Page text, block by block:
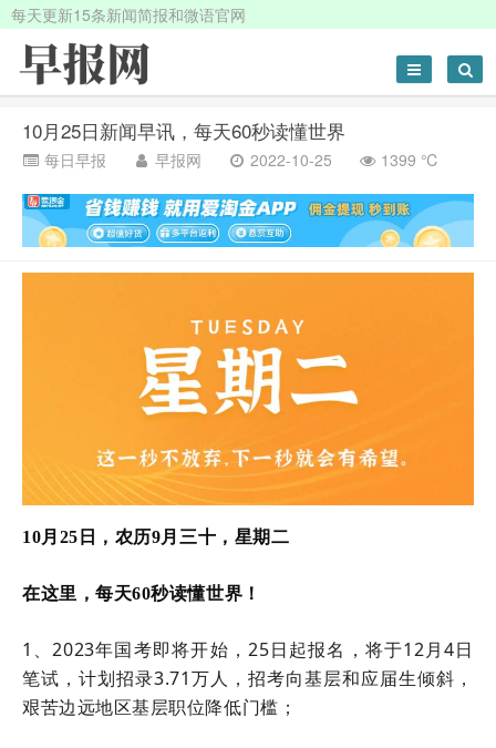
每天更新15条新闻简报和微语官网
10月25日新闻早讯，每天60秒读懂世界
每日早报 早报网 2022-10-25 1399 ℃
10月25日，农历9月三十，星期二
在这里，每天60秒读懂世界！
1、2023年国考即将开始，25日起报名，将于12月4日
笔试，计划招录3.71万人，招考向基层和应届生倾斜，
艰苦边远地区基层职位降低门槛；